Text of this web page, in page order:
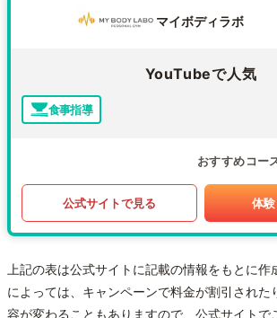
マイボディラボ
YouTubeで人気
食事指導
おすすめコー
公式サイトで見る 体
上記の表は公式サイトに記載の情報をもとに作
によっては、キャンペーンで料金が割引された
容が変わることもありますので、公式サイトで